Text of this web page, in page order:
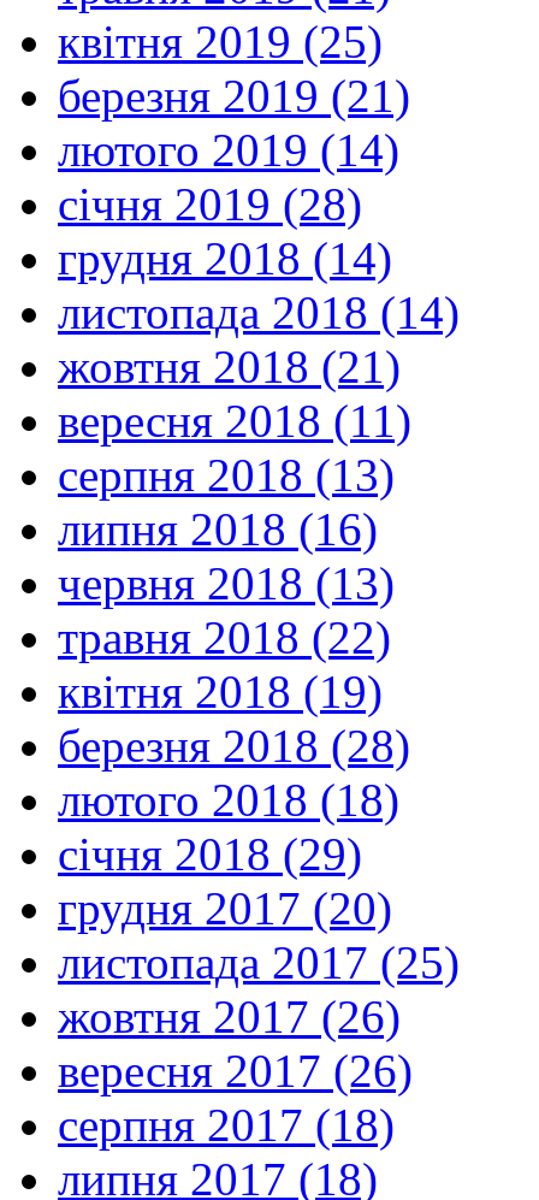
квітня 2019 (25)
березня 2019 (21)
лютого 2019 (14)
січня 2019 (28)
грудня 2018 (14)
листопада 2018 (14)
жовтня 2018 (21)
вересня 2018 (11)
серпня 2018 (13)
липня 2018 (16)
червня 2018 (13)
травня 2018 (22)
квітня 2018 (19)
березня 2018 (28)
лютого 2018 (18)
січня 2018 (29)
грудня 2017 (20)
листопада 2017 (25)
жовтня 2017 (26)
вересня 2017 (26)
серпня 2017 (18)
липня 2017 (18)